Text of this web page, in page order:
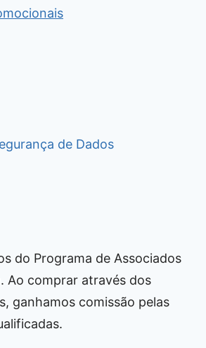
de Dados
do Programa de Associados
Ao comprar através dos
ganhamos comissão pelas